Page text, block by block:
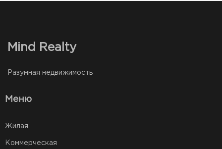
Mind Realty
Разумная недвижимость
Меню
Жилая
Коммерческая